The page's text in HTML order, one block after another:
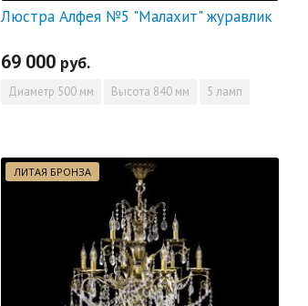
Люстра Алфея №5 "Малахит" журавлик
69 000 руб.
Диаметр 500 мм Высота 840 мм 5 ламп
ЛИТАЯ БРОНЗА